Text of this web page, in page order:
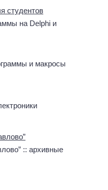
студентов
на Delphi и
и макросы
:: архивные